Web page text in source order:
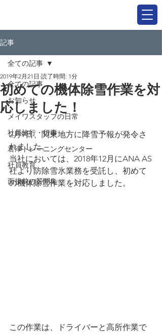
記事
全ての記事
お知らせ
メイワスタッフの日常
社員旅行・行事
君津トレーニングセンター
社員教育
面接前の質問集
全ての記事
初めての機体除雪作業を対
応しました！
2019年2月21日 読了時間: 1分
2月9日、関東地方に降雪予報が発令さ
れました。
当社においては、2018年12月にANA AS
社より防除雪氷業務を受託し、初めて
の機体除雪作業を対応しました。
この作業は、ドライバーと高所作業で